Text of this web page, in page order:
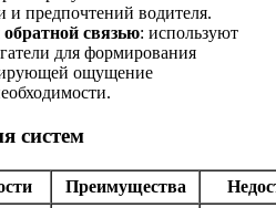
и предпочтений водителя.
связью: используют
для формирования
ощущение
систем
Преимущества